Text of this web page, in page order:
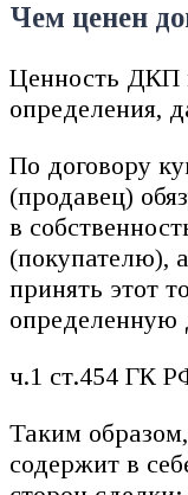
Чем ценен
Ценность ДКП
определения,
По договору
(продавец)
в
(покупателю),
принять этот
ч.1 ст.454 ГК
Таким
содержит в